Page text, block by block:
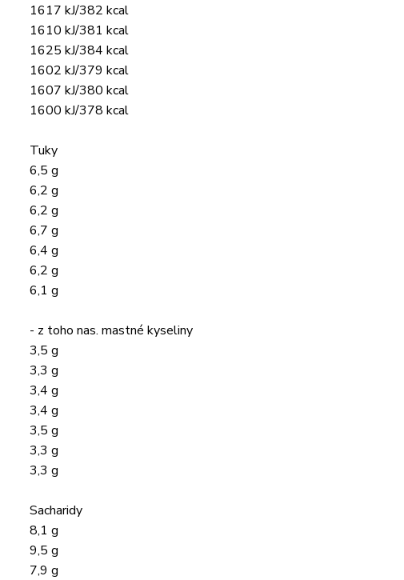
1617 kJ/382 kcal
1610 kJ/381 kcal
1625 kJ/384 kcal
1602 kJ/379 kcal
1607 kJ/380 kcal
1600 kJ/378 kcal
Tuky
6,5 g
6,2 g
6,2 g
6,7 g
6,4 g
6,2 g
6,1 g
- z toho nas. mastné kyseliny
3,5 g
3,3 g
3,4 g
3,4 g
3,5 g
3,3 g
3,3 g
Sacharidy
8,1 g
9,5 g
7,9 g